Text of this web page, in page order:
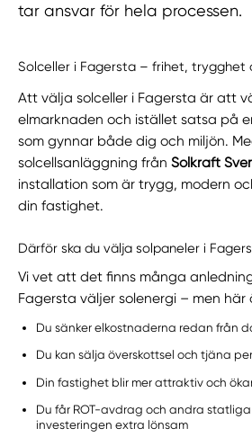
tar ansvar för hela processen.
Solceller i Fagersta – frihet, trygghet
Att välja solceller i Fagersta är att
elmarknaden och istället satsa på
som gynnar både dig och miljön.
solcellsanläggning frånSolkraft
installation som är trygg, modern
din fastighet.
Därför ska du välja solpaneler i
Vi vet att det finns många
Fagersta väljer solenergi – men
Du sänker elkostnaderna redan från
Du kan sälja överskottsel och tjäna
Din fastighet blir mer attraktiv och
Du får ROT-avdrag och andra
investeringen extra lönsam